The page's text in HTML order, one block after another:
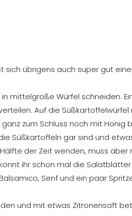
sich übrigens auch super gut
mittelgroße Würfel schneiden.
Auf die Süßkartoffelwürfel
zum Schluss noch mit Honig
Süßkartoffeln gar sind und
der Zeit wenden, muss aber
ihr schon mal die
Senf und ein paar
und mit etwas Zitronensaft